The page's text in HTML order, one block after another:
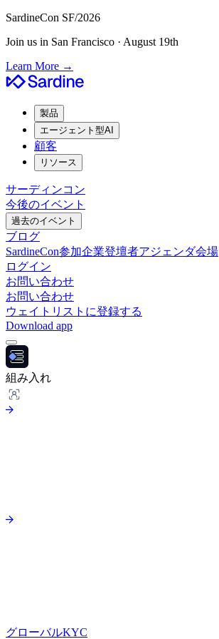
SardineCon SF/2026
Join us in San Francisco · August 19th
Learn More →
製品
エージェント型AI
顧客
リソース
サーディンコン
今後のイベント
過去のイベント
ブログ
SardineCon参加企業登壇者アジェンダ会場
ログイン
お問い合わせ
お問い合わせ
ウェイトリストに登録する
Download app
組み入れ
グローバルKYC